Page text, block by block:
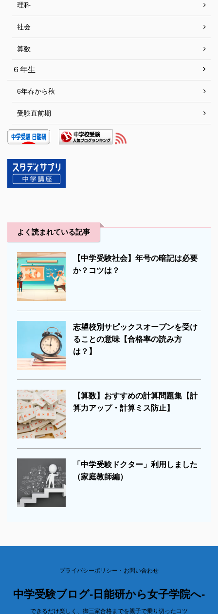
理科
社会
算数
６年生
6年春から秋
受験直前期
よく読まれている記事
【中学受験社会】年号の暗記は必要
か？コツは？
志望校別サピックスオープンを受け
ることの意味【合格率の読み方
は？】
【算数】おすすめの計算問題集【計
算力アップ・計算ミス防止】
「中学受験ドクター」利用しました
（家庭教師編）
プライバシーポリシー・お問い合わせ
中学受験ブログ-日能研から女子学院へ-
できるだけ楽しく、御三家合格までを親子で乗り切ったコツ